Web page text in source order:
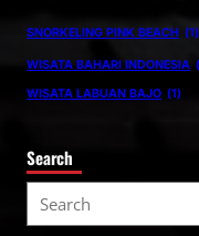
SNORKELING PINK BEACH (1)
WISATA BAHARI INDONESIA
WISATA LABUAN BAJO (1)
Search
e